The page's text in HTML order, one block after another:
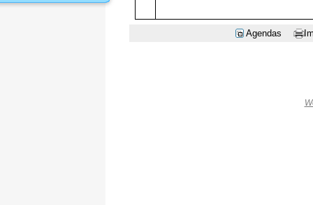
Agendas